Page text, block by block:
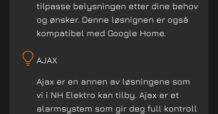
tilpasse belysningen etter dine behov
og ønsker. Denne løsnignen er også
kompatibel med Google Home.
AJAX
Ajax er en annen av løsningene som
vi i NH Elektro kan tilby. Ajax er et
alarmsystem som gir deg full kontroll